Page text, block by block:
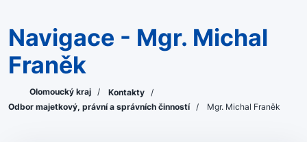
Navigace - Mgr. Michal
Franěk
Olomoucký kraj / Kontakty /
Odbor majetkový, právní a správních činností / Mgr. Michal Franěk